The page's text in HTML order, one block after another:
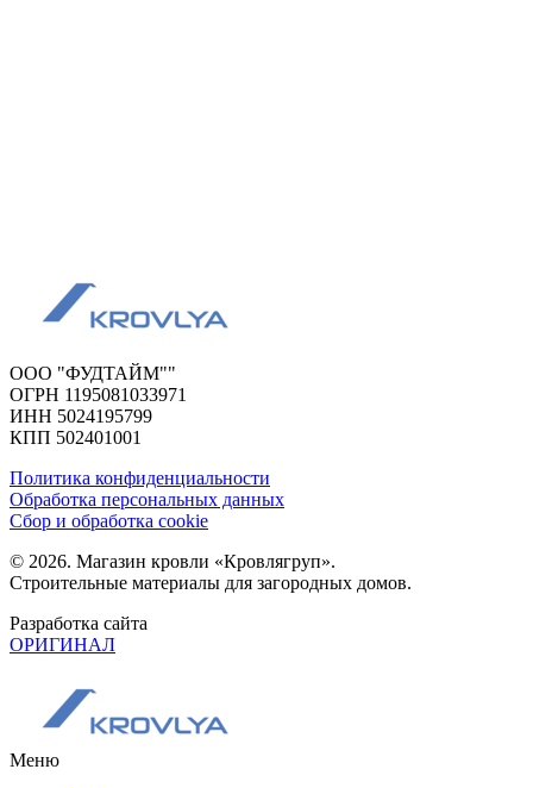
ООО "ФУДТАЙМ""
ОГРН 1195081033971
ИНН 5024195799
КПП 502401001
Политика конфиденциальности
Обработка персональных данных
Сбор и обработка cookie
© 2026. Магазин кровли «Кровлягруп».
Строительные материалы для загородных домов.
Разработка сайта
ОРИГИНАЛ
Меню